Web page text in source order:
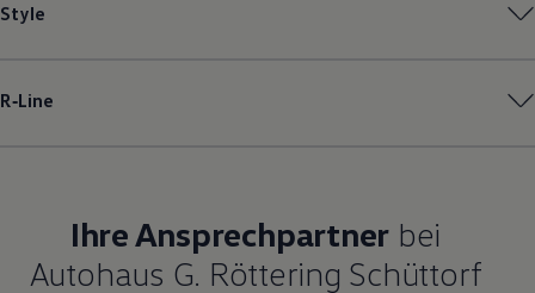
Style
R‑Line
Ihre Ansprechpartner bei
Autohaus G. Röttering Schüttorf